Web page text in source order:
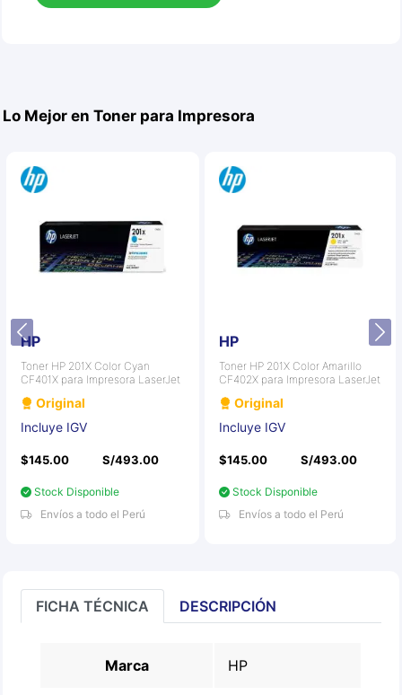
Lo Mejor en Toner para Impresora
HP
Toner HP 201X Color Cyan
CF401X para Impresora LaserJet
Original
Incluye IGV
$145.00 S/493.00
Stock Disponible
Envíos a todo el Perú
HP
Toner HP 201X Color Amarillo
CF402X para Impresora LaserJet
Original
Incluye IGV
$145.00 S/493.00
Stock Disponible
Envíos a todo el Perú
FICHA TÉCNICA DESCRIPCIÓN
Marca HP